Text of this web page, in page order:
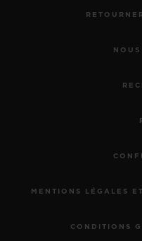
MENTIONS LÉGALES
CONDITIONS